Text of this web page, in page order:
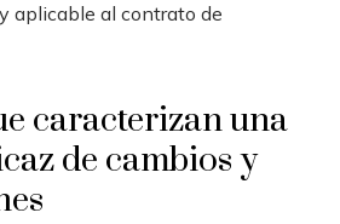
aplicable al contrato de
caracterizan una
de cambios y